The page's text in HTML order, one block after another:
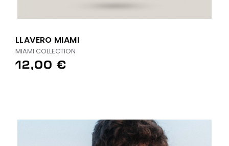
LLAVERO MIAMI
MIAMI COLLECTION
12,00 €